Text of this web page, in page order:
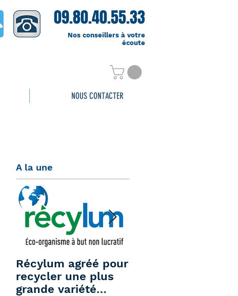
09.80.40.55.33
Nos conseillers à votre
écoute
NOUS CONTACTER
A la une
Récylum agréé pour
recycler une plus
grande variété